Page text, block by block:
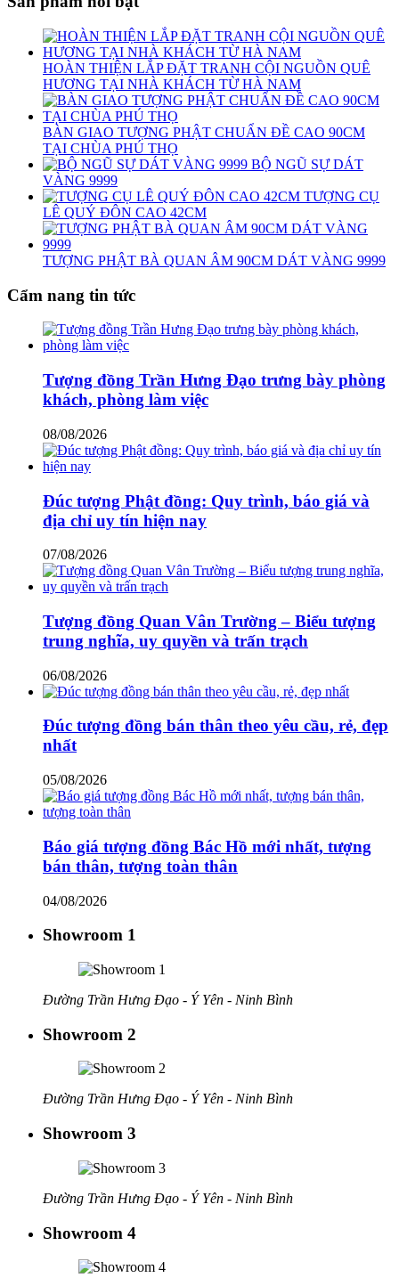
HOÀN THIỆN LẮP ĐẶT TRANH CỘI NGUỒN QUÊ
HƯƠNG TẠI NHÀ KHÁCH TỪ HÀ NAM
BÀN GIAO TƯỢNG PHẬT CHUẨN ĐỀ CAO 90CM
TẠI CHÙA PHÚ THỌ
BỘ NGŨ SỰ DÁT
VÀNG 9999
TƯỢNG CỤ
LÊ QUÝ ĐÔN CAO 42CM
TƯỢNG PHẬT BÀ QUAN ÂM 90CM DÁT VÀNG 9999
Cẩm nang tin tức
Tượng đồng Trần Hưng Đạo trưng bày phòng
khách, phòng làm việc
08/08/2026
Đúc tượng Phật đồng: Quy trình, báo giá và
địa chỉ uy tín hiện nay
07/08/2026
Tượng đồng Quan Vân Trường – Biểu tượng
trung nghĩa, uy quyền và trấn trạch
06/08/2026
Đúc tượng đồng bán thân theo yêu cầu, rẻ, đẹp
nhất
05/08/2026
Báo giá tượng đồng Bác Hồ mới nhất, tượng
bán thân, tượng toàn thân
04/08/2026
Showroom 1
Đường Trần Hưng Đạo - Ý Yên - Ninh Bình
Showroom 2
Đường Trần Hưng Đạo - Ý Yên - Ninh Bình
Showroom 3
Đường Trần Hưng Đạo - Ý Yên - Ninh Bình
Showroom 4